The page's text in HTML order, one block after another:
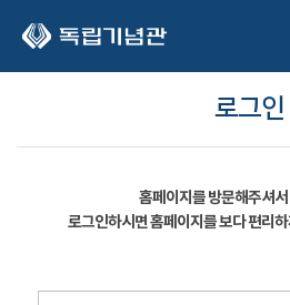
로그인
홈페이지를 방문해주셔
로그인하시면 홈페이지를 보다 편리